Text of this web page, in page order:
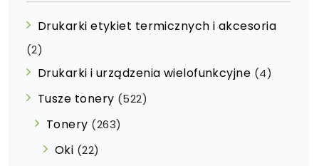
Drukarki etykiet termicznych i akcesoria
(2)
Drukarki i urządzenia wielofunkcyjne (4)
Tusze tonery (522)
Tonery (263)
Oki (22)